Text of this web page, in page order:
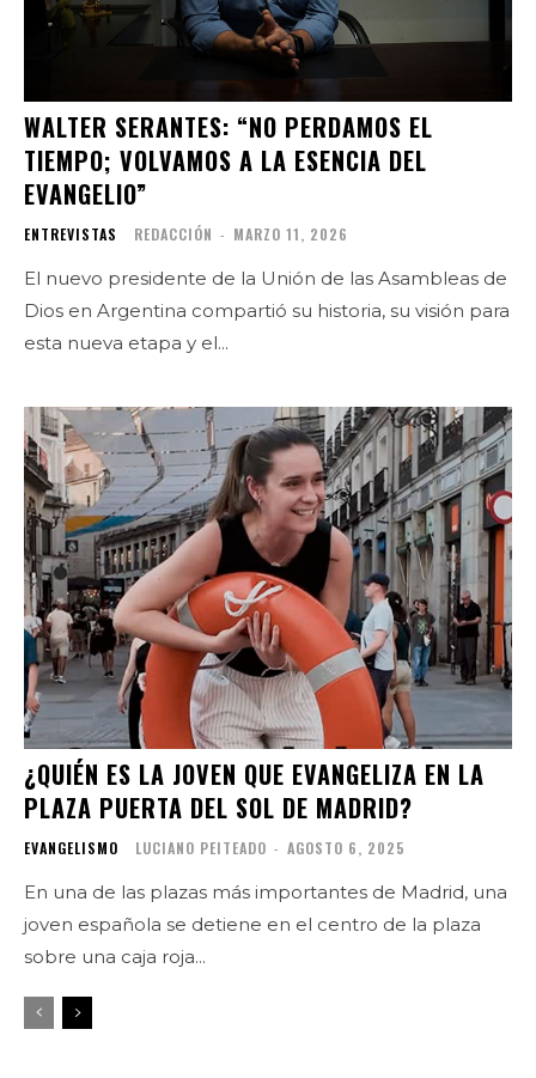
WALTER SERANTES: “NO PERDAMOS EL
TIEMPO; VOLVAMOS A LA ESENCIA DEL
EVANGELIO”
ENTREVISTAS REDACCIÓN - MARZO 11, 2026
El nuevo presidente de la Unión de las Asambleas de
Dios en Argentina compartió su historia, su visión para
esta nueva etapa y el...
¿QUIÉN ES LA JOVEN QUE EVANGELIZA EN LA
PLAZA PUERTA DEL SOL DE MADRID?
EVANGELISMO LUCIANO PEITEADO - AGOSTO 6, 2025
En una de las plazas más importantes de Madrid, una
joven española se detiene en el centro de la plaza
sobre una caja roja...